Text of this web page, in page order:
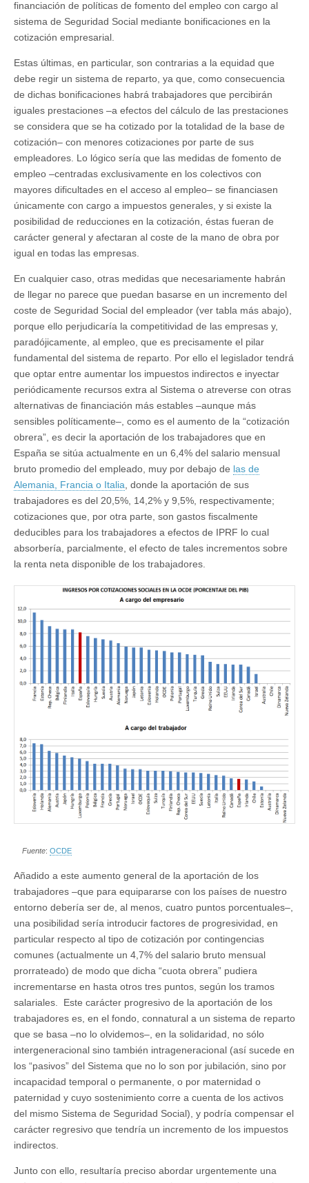
financiación de políticas de fomento del empleo con cargo al
sistema de Seguridad Social mediante bonificaciones en la
cotización empresarial.
Estas últimas, en particular, son contrarias a la equidad que
debe regir un sistema de reparto, ya que, como consecuencia
de dichas bonificaciones habrá trabajadores que percibirán
iguales prestaciones –a efectos del cálculo de las prestaciones
se considera que se ha cotizado por la totalidad de la base de
cotización– con menores cotizaciones por parte de sus
empleadores. Lo lógico sería que las medidas de fomento de
empleo –centradas exclusivamente en los colectivos con
mayores dificultades en el acceso al empleo– se financiasen
únicamente con cargo a impuestos generales, y si existe la
posibilidad de reducciones en la cotización, éstas fueran de
carácter general y afectaran al coste de la mano de obra por
igual en todas las empresas.
En cualquier caso, otras medidas que necesariamente habrán
de llegar no parece que puedan basarse en un incremento del
coste de Seguridad Social del empleador (ver tabla más abajo),
porque ello perjudicaría la competitividad de las empresas y,
paradójicamente, al empleo, que es precisamente el pilar
fundamental del sistema de reparto. Por ello el legislador tendrá
que optar entre aumentar los impuestos indirectos e inyectar
periódicamente recursos extra al Sistema o atreverse con otras
alternativas de financiación más estables –aunque más
sensibles políticamente–, como es el aumento de la “cotización
obrera”, es decir la aportación de los trabajadores que en
España se sitúa actualmente en un 6,4% del salario mensual
bruto promedio del empleado, muy por debajo de las de
Alemania, Francia o Italia , donde la aportación de sus
trabajadores es del 20,5%, 14,2% y 9,5%, respectivamente;
cotizaciones que, por otra parte, son gastos fiscalmente
deducibles para los trabajadores a efectos de IPRF lo cual
absorbería, parcialmente, el efecto de tales incrementos sobre
la renta neta disponible de los trabajadores.
Fuente: OCDE
Añadido a este aumento general de la aportación de los
trabajadores –que para equipararse con los países de nuestro
entorno debería ser de, al menos, cuatro puntos porcentuales–,
una posibilidad sería introducir factores de progresividad, en
particular respecto al tipo de cotización por contingencias
comunes (actualmente un 4,7% del salario bruto mensual
prorrateado) de modo que dicha “cuota obrera” pudiera
incrementarse en hasta otros tres puntos, según los tramos
salariales. Este carácter progresivo de la aportación de los
trabajadores es, en el fondo, connatural a un sistema de reparto
que se basa –no lo olvidemos–, en la solidaridad, no sólo
intergeneracional sino también intrageneracional (así sucede en
los “pasivos” del Sistema que no lo son por jubilación, sino por
incapacidad temporal o permanente, o por maternidad o
paternidad y cuyo sostenimiento corre a cuenta de los activos
del mismo Sistema de Seguridad Social), y podría compensar el
carácter regresivo que tendría un incremento de los impuestos
indirectos.
Junto con ello, resultaría preciso abordar urgentemente una